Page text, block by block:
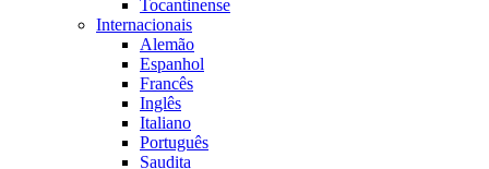
Tocantinense
Internacionais
Alemão
Espanhol
Francês
Inglês
Italiano
Português
Saudita